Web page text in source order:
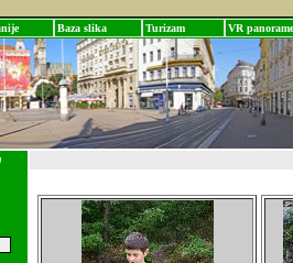
Baza slika Turizam VR panorame